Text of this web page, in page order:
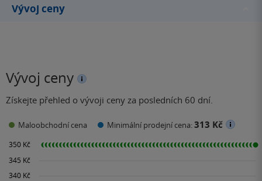
Vývoj ceny
Vývoj ceny
Získejte přehled o vývoji ceny za posledních 60 dní.
Maloobchodní cena Minimální prodejní cena:313 Kč